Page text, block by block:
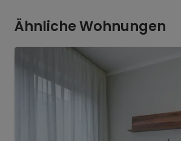
Ähnliche Wohnungen